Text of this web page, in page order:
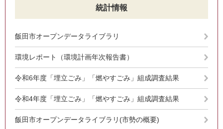
統計情報
飯田市オープンデータライブラリ
環境レポート（環境計画年次報告書）
令和6年度「埋立ごみ」「燃やすごみ」組成調査結果
令和4年度「埋立ごみ」「燃やすごみ」組成調査結果
飯田市オープンデータライブラリ(市勢の概要)